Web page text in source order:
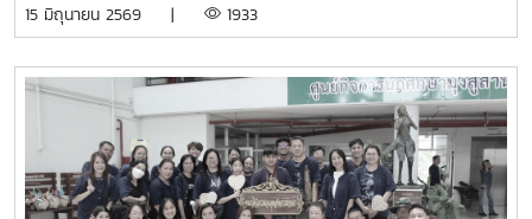
วิทยาศาสตร์การอาหาร หลักสูตรระดับบัณฑิตศึกษา และคณะ
ศาสตราจารย์สาขาวิชาวิศวกรรมเครื่องกล และผู้ช่วยอธิการบดี
ด้านการพัฒนานักวิจัยรุ่นใหม่ จาก Mie University ประเทศ
ญี่ปุ่น ในโอกาสเดินทางมาเยี่ยมชมคณะฯ และหารือแนวทางความ
ร่วมมือทางวิชาการ ณ คณะวิศวกรรมและอุตสาหกรรมเกษตร
มหาวิทยาลัยแม่โจ้ในการนี้ ได้มีการนำเสนอวีดิทัศน์แนะนำ
15 มิถุนายน 2569 | 1933